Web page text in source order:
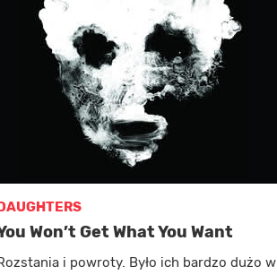
Won’t Get What You Want
i powroty. Było ich bardzo dużo w